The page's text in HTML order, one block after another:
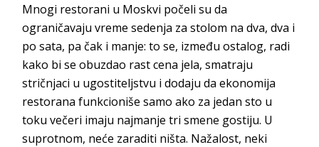
Mnogi restorani u Moskvi počeli su da
ograničavaju vreme sedenja za stolom na dva, dva i
po sata, pa čak i manje: to se, između ostalog, radi
kako bi se obuzdao rast cena jela, smatraju
stričnjaci u ugostiteljstvu i dodaju da ekonomija
restorana funkcioniše samo ako za jedan sto u
toku večeri imaju najmanje tri smene gostiju. U
suprotnom, neće zaraditi ništa. Nažalost, neki